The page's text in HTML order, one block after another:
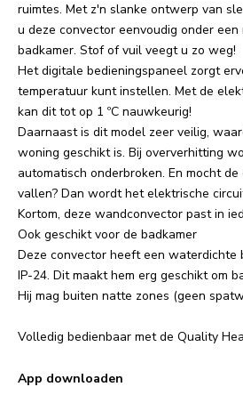
ruimtes. Met z'n slanke ontwerp van
u deze convector eenvoudig onder een
badkamer. Stof of vuil veegt u zo weg!
Het digitale bedieningspaneel zorgt
temperatuur kunt instellen. Met de
kan dit tot op 1 ºC nauwkeurig!
Daarnaast is dit model zeer veilig,
woning geschikt is. Bij oververhitting
automatisch onderbroken. En mocht
vallen? Dan wordt het elektrische
Kortom, deze wandconvector past in
Ook geschikt voor de badkamer
Deze convector heeft een waterdichte
IP-24. Dit maakt hem erg geschikt om
Hij mag buiten natte zones (geen
Volledig bedienbaar met de Quality
App downloaden